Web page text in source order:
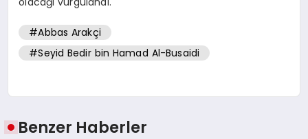
#Abbas Arakçi
#Seyid Bedir bin Hamad Al-Busaidi
Benzer Haberler